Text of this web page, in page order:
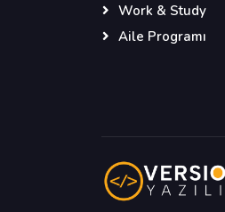
Work & Study
Aile Programı